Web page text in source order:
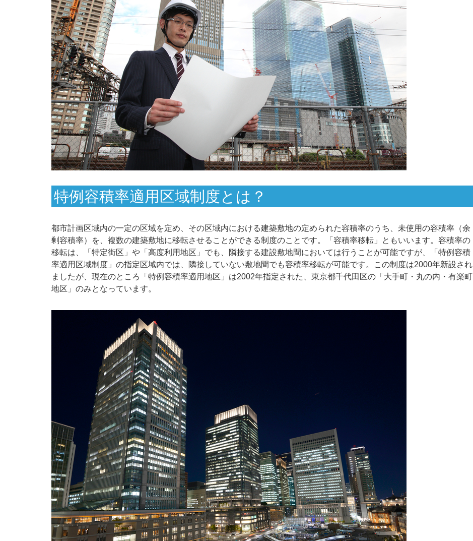
特例容積率適用区域制度とは？
都市計画区域内の一定の区域を定め、その区域内における建築敷地の定められた容積率のうち、未使用の容積率（余
剰容積率）を、複数の建築敷地に移転させることができる制度のことです。「容積率移転」ともいいます。容積率の
移転は、「特定街区」や「高度利用地区」でも、隣接する建設敷地間においては行うことが可能ですが、「特例容積
率適用区域制度」の指定区域内では、隣接していない敷地間でも容積率移転が可能です。この制度は2000年新設され
ましたが、現在のところ「特例容積率適用地区」は2002年指定された、東京都千代田区の「大手町・丸の内・有楽町
地区」のみとなっています。